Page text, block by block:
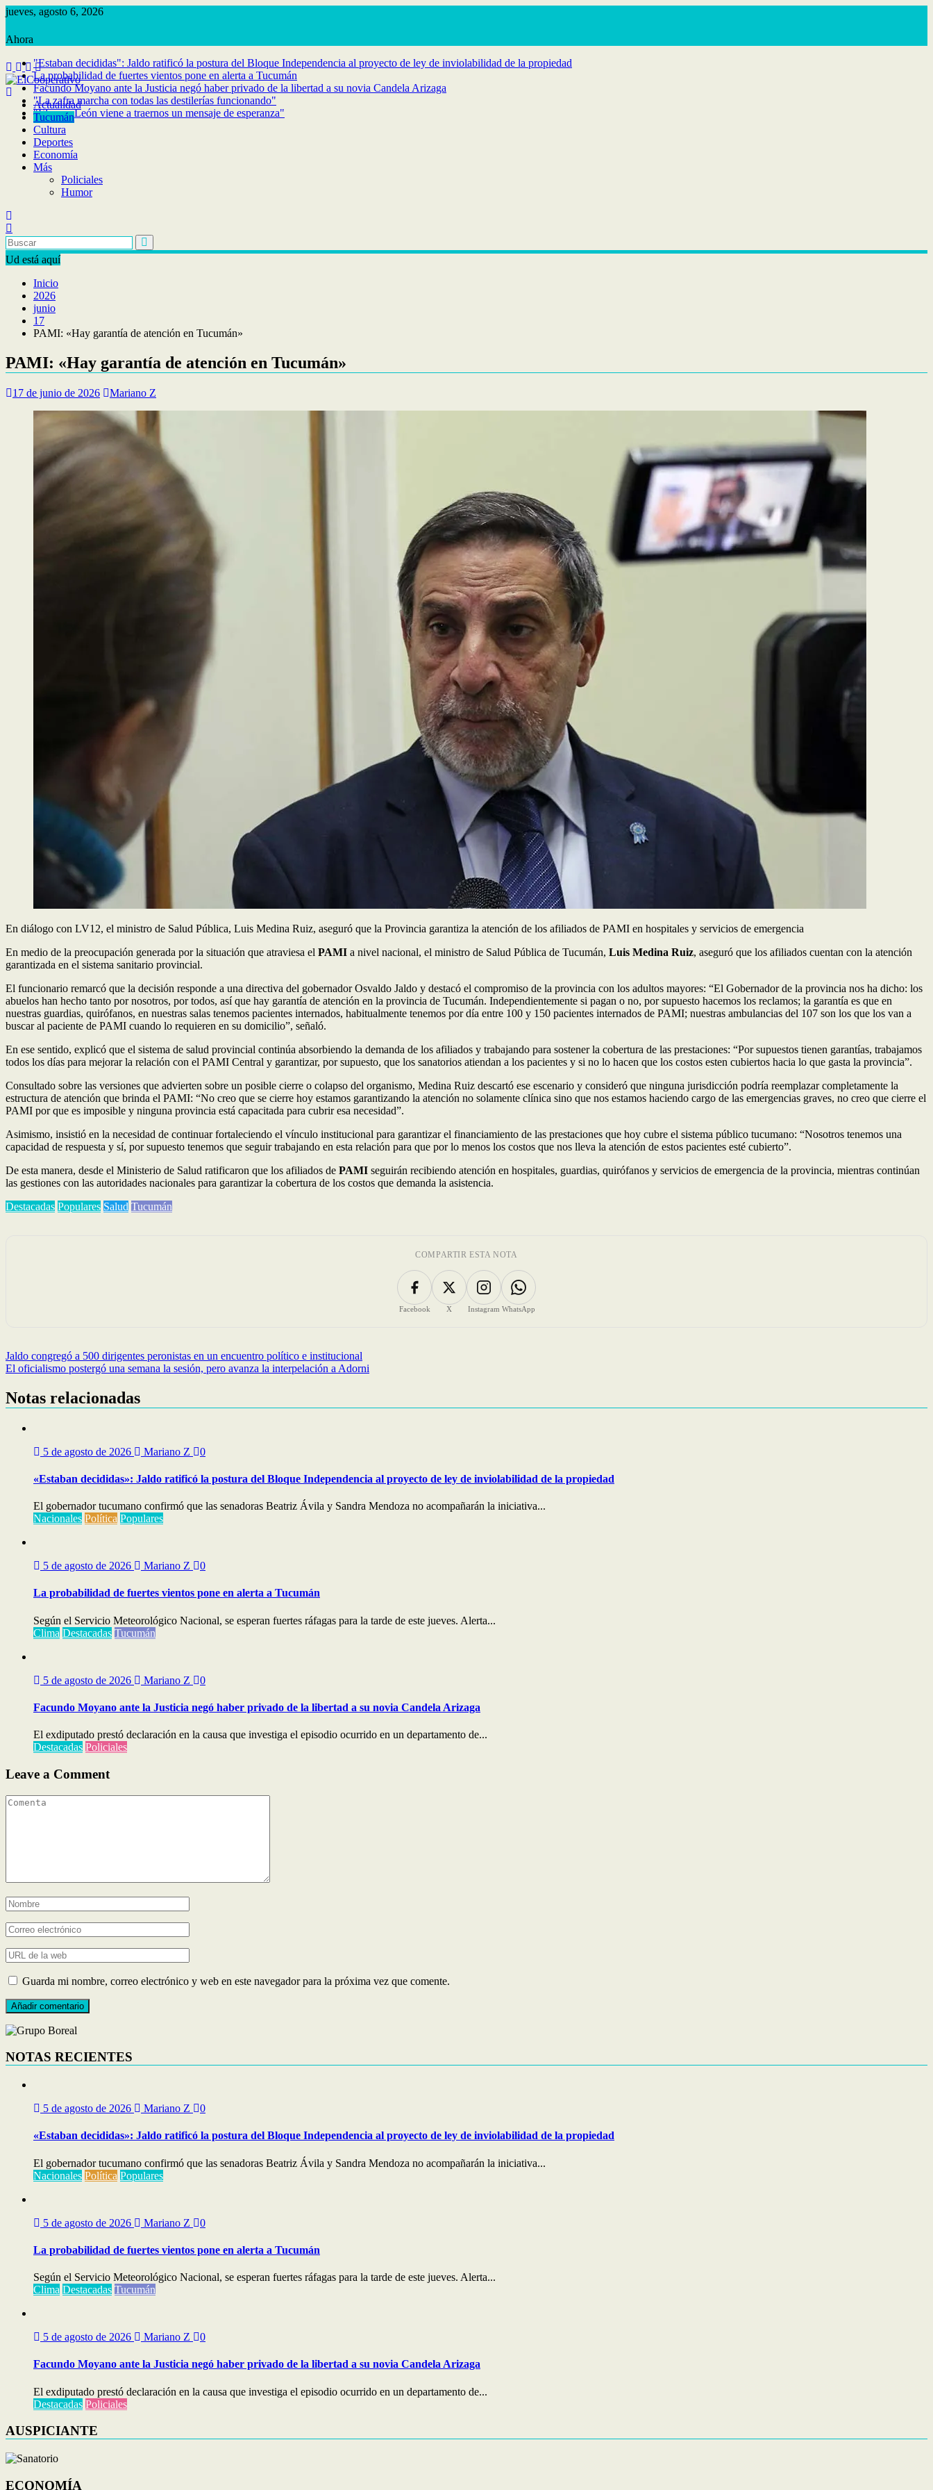
Saltar
contenido
jueves, agosto 6, 2026
"Estaban decididas": Jaldo ratificó la postura del Bloque Independencia al proyecto de ley de inviolabilidad de la propiedad
La probabilidad de fuertes vientos pone en alerta a Tucumán
Facundo Moyano ante la Justicia negó haber privado de la libertad a su novia Candela Arizaga
"La zafra marcha con todas las destilerías funcionando"
"El papa León viene a traernos un mensaje de esperanza"
Actualidad
Tucumán
Cultura
Deportes
Economía
Más
Policiales
Humor
Ud está aquí
Inicio
2026
junio
17
PAMI: «Hay garantía de atención en Tucumán»
PAMI: «Hay garantía de atención en Tucumán»
17 de junio de 2026 Mariano Z
En diálogo con LV12, el ministro de Salud Pública, Luis Medina Ruiz, aseguró que la Provincia garantiza la atención de los afiliados de PAMI en hospitales y servicios de emergencia
En medio de la preocupación generada por la situación que atraviesa el PAMI a nivel nacional, el ministro de Salud Pública de Tucumán, Luis Medina Ruiz, aseguró que los afiliados cuentan con la atención
garantizada en el sistema sanitario provincial.
El funcionario remarcó que la decisión responde a una directiva del gobernador Osvaldo Jaldo y destacó el compromiso de la provincia con los adultos mayores: “El Gobernador de la provincia nos ha dicho: los
abuelos han hecho tanto por nosotros, por todos, así que hay garantía de atención en la provincia de Tucumán. Independientemente si pagan o no, por supuesto hacemos los reclamos; la garantía es que en
nuestras guardias, quirófanos, en nuestras salas tenemos pacientes internados, habitualmente tenemos por día entre 100 y 150 pacientes internados de PAMI; nuestras ambulancias del 107 son los que los van a
buscar al paciente de PAMI cuando lo requieren en su domicilio”, señaló.
En ese sentido, explicó que el sistema de salud provincial continúa absorbiendo la demanda de los afiliados y trabajando para sostener la cobertura de las prestaciones: “Por supuestos tienen garantías, trabajamos
todos los días para mejorar la relación con el PAMI Central y garantizar, por supuesto, que los sanatorios atiendan a los pacientes y si no lo hacen que los costos esten cubiertos hacia lo que gasta la provincia”.
Consultado sobre las versiones que advierten sobre un posible cierre o colapso del organismo, Medina Ruiz descartó ese escenario y consideró que ninguna jurisdicción podría reemplazar completamente la
estructura de atención que brinda el PAMI: “No creo que se cierre hoy estamos garantizando la atención no solamente clínica sino que nos estamos haciendo cargo de las emergencias graves, no creo que cierre el
PAMI por que es imposible y ninguna provincia está capacitada para cubrir esa necesidad”.
Asimismo, insistió en la necesidad de continuar fortaleciendo el vínculo institucional para garantizar el financiamiento de las prestaciones que hoy cubre el sistema público tucumano: “Nosotros tenemos una
capacidad de respuesta y sí, por supuesto tenemos que seguir trabajando en esta relación para que por lo menos los costos que nos lleva la atención de estos pacientes esté cubierto”.
De esta manera, desde el Ministerio de Salud ratificaron que los afiliados de PAMI seguirán recibiendo atención en hospitales, guardias, quirófanos y servicios de emergencia de la provincia, mientras continúan
las gestiones con las autoridades nacionales para garantizar la cobertura de los costos que demanda la asistencia.
Destacadas Populares Salud Tucumán
COMPARTIR ESTA NOTA
Facebook X Instagram WhatsApp
Navegación
de
entradas
Jaldo congregó a 500 dirigentes peronistas en un encuentro político e institucional
El oficialismo postergó una semana la sesión, pero avanza la interpelación a Adorni
Notas relacionadas
5 de agosto de 2026 Mariano Z 0
«Estaban decididas»: Jaldo ratificó la postura del Bloque Independencia al proyecto de ley de inviolabilidad de la propiedad
El gobernador tucumano confirmó que las senadoras Beatriz Ávila y Sandra Mendoza no acompañarán la iniciativa...
Nacionales Política Populares
5 de agosto de 2026 Mariano Z 0
La probabilidad de fuertes vientos pone en alerta a Tucumán
Según el Servicio Meteorológico Nacional, se esperan fuertes ráfagas para la tarde de este jueves. Alerta...
Clima Destacadas Tucumán
5 de agosto de 2026 Mariano Z 0
Facundo Moyano ante la Justicia negó haber privado de la libertad a su novia Candela Arizaga
El exdiputado prestó declaración en la causa que investiga el episodio ocurrido en un departamento de...
Destacadas Policiales
Leave a Comment
Guarda mi nombre, correo electrónico y web en este navegador para la próxima vez que comente.
NOTAS RECIENTES
5 de agosto de 2026 Mariano Z 0
«Estaban decididas»: Jaldo ratificó la postura del Bloque Independencia al proyecto de ley de inviolabilidad de la propiedad
El gobernador tucumano confirmó que las senadoras Beatriz Ávila y Sandra Mendoza no acompañarán la iniciativa...
Nacionales Política Populares
5 de agosto de 2026 Mariano Z 0
La probabilidad de fuertes vientos pone en alerta a Tucumán
Según el Servicio Meteorológico Nacional, se esperan fuertes ráfagas para la tarde de este jueves. Alerta...
Clima Destacadas Tucumán
5 de agosto de 2026 Mariano Z 0
Facundo Moyano ante la Justicia negó haber privado de la libertad a su novia Candela Arizaga
El exdiputado prestó declaración en la causa que investiga el episodio ocurrido en un departamento de...
Destacadas Policiales
AUSPICIANTE
ECONOMÍA